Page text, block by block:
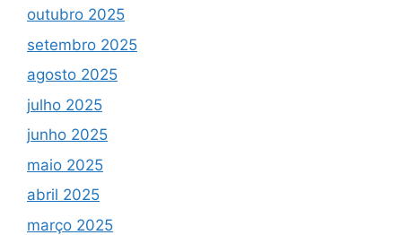
outubro 2025
setembro 2025
agosto 2025
julho 2025
junho 2025
maio 2025
abril 2025
março 2025